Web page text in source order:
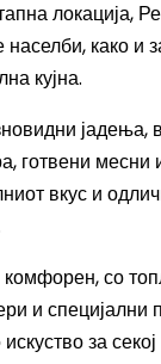
локација,
како и
кујна.
јадења,
готвени
вкус и
со
и
за секој